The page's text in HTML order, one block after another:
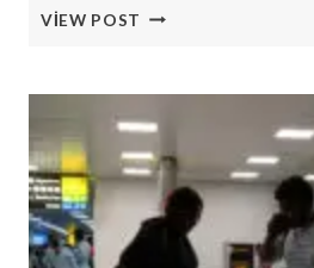
VIEW POST İSRAIL’IN
BILMENIZ
GEREKENLER